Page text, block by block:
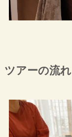
ツアーの流れ